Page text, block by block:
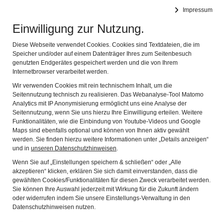
Impressum
Einwilligung zur Nutzung.
Diese Webseite verwendet Cookies. Cookies sind Textdateien, die im
Speicher und/oder auf einem Datenträger Ihres zum Seitenbesuch
genutzten Endgerätes gespeichert werden und die von Ihrem
Internetbrowser verarbeitet werden.
Wir verwenden Cookies mit rein technischem Inhalt, um die
Seitennutzung technisch zu realisieren. Das Webanalyse-Tool Matomo
Analytics mit IP Anonymisierung ermöglicht uns eine Analyse der
Seitennutzung, wenn Sie uns hierzu Ihre Einwilligung erteilen. Weitere
Funktionalitäten, wie die Einbindung von Youtube-Videos und Google
Maps sind ebenfalls optional und können von Ihnen aktiv gewählt
werden. Sie finden hierzu weitere Informationen unter „Details anzeigen“
und in unseren Datenschutzhinweisen.
Wenn Sie auf „Einstellungen speichern & schließen“ oder „Alle
akzeptieren“ klicken, erklären Sie sich damit einverstanden, dass die
gewählten Cookies/Funktionalitäten für diesen Zweck verarbeitet werden.
Sie können Ihre Auswahl jederzeit mit Wirkung für die Zukunft ändern
oder widerrufen indem Sie unsere Einstellungs-Verwaltung in den
Datenschutzhinweisen nutzen.
04.10.2023 Neue
Ausstellung: Rhöner
Maskenfastnacht
Kitzingen, 04.10.2023
Neue Ausstellung: „Rhöner Maskenfastnacht“ im
Deutschen FastnachtMuseum Kitzingen vom 21.